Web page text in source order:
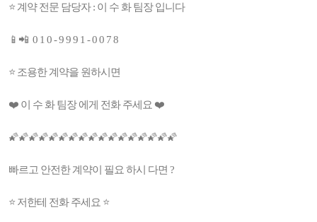
⭐ 계약 전문 담당자 : 이 수 화 팀장 입니다
📱📲 0 1 0 - 9 9 9 1 - 0 0 7 8
⭐ 조용한 계약을 원하시면
❤️ 이 수 화 팀장 에게 전화 주세요 ❤️
🌠🌠🌠🌠🌠🌠🌠🌠🌠🌠🌠🌠🌠🌠🌠🌠🌠
빠르고 안전한 계약이 필요 하시 다면 ?
⭐️ 저한테 전화 주세요 ⭐️